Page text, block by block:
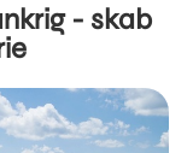
- skab